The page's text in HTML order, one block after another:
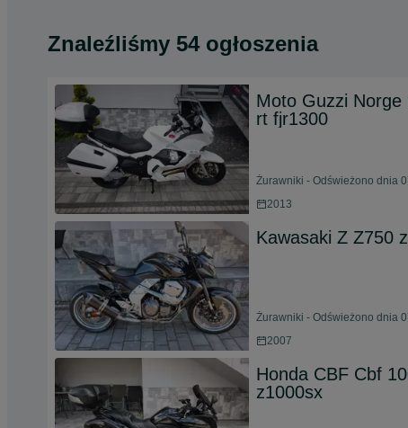
Znaleźliśmy 54 ogłoszenia
Moto Guzzi
rt fjr1300
Żurawniki - Odświeżono dnia
2013
Kawasaki Z Z750
Żurawniki - Odświeżono dnia
2007
Honda CBF Cbf
z1000sx